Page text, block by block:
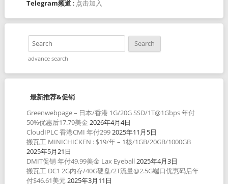
Telegram频道: 点击加入
advance search
最新推荐&促销
Greenwebpage – 日本/香港 1G/20G SSD/1T@1Gbps 年付
50%优惠后17.79美金 2026年4月4日
CloudIPLC 香港CMI 年付2992025年11月5日
搬瓦工 MINICHICKEN : $19/年 – 1核/1GB/20GB/1000GB
2025年5月21日
DMIT促销 年付49.99美金 Lax Eyeball 2025年4月3日
搬瓦工 DC1 2G内存/40G硬盘/2T流量@2.5G端口优惠码后年
付$46.61美元2025年3月11日